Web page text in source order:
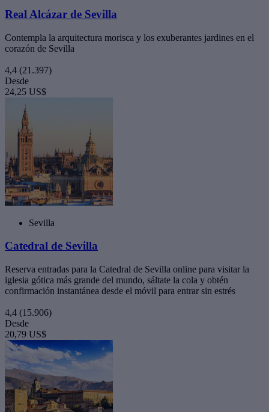
Real Alcázar de Sevilla
Contempla la arquitectura morisca y los exuberantes jardines en el
corazón de Sevilla
4,4 (21.397)
Desde
24,25 US$
Sevilla
Catedral de Sevilla
Reserva entradas para la Catedral de Sevilla online para visitar la
iglesia gótica más grande del mundo, sáltate la cola y obtén
confirmación instantánea desde el móvil para entrar sin estrés
4,4 (15.906)
Desde
20,79 US$